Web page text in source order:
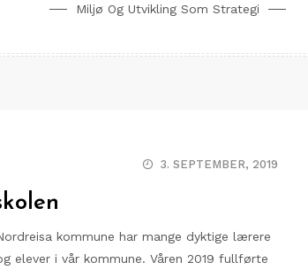
Miljø Og Utvikling Som Strategi
3. SEPTEMBER, 2019
kommune har mange dyktige lærere
elever i vår kommune. Våren 2019 fullførte